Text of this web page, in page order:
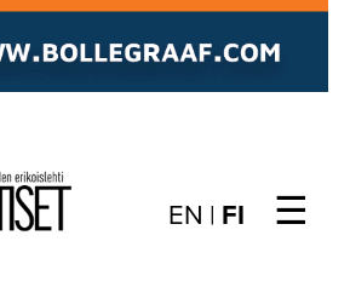
Choose
EN | FI ☰